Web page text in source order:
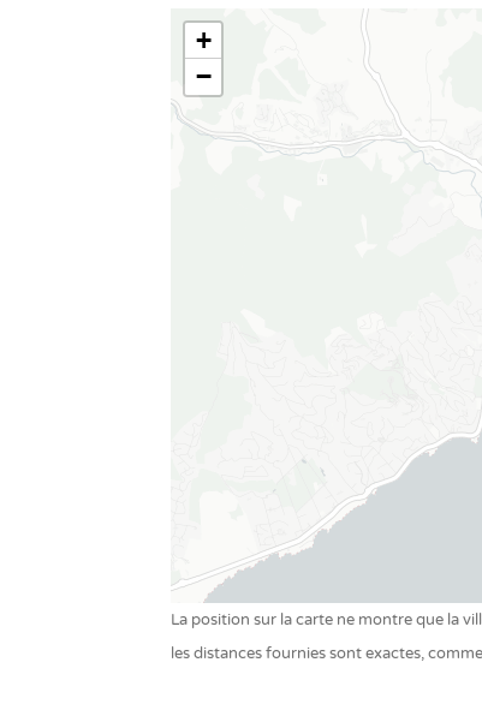
Suppléments
Chaise bébé
Lit de bébé
+
−
La position sur la carte ne montre que la
les distances fournies sont exactes,